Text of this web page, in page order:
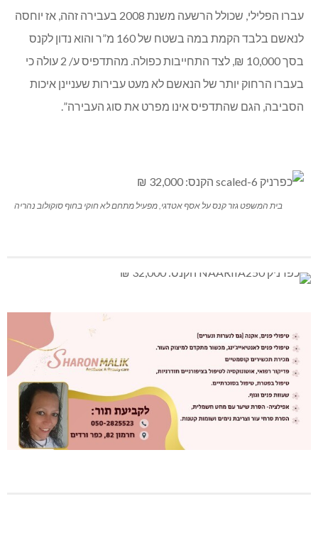
עברו הפלילי, שכולל הרשעה משנת 2008 בעבירה זהה, אז יוחסה
לנאשם בלבד הקמת במה בשטח של 160 מ”ר והוא נדון לקנס
בסך 10,000 ₪, לצד התחייבות כפולה. מהתדפיס ע/ 2 עולה כי
בעברו הרחוק יותר של הנאשם לא מעט עבירות שעניינן איכות
הסביבה, הגם שהתדפיס אינו מפרט את סוג העבירה”.
בית המשפט גזר קנס על אסף אטדגי, מפעיל מתחם לא חוקי בחוף סוקולוב נהריה